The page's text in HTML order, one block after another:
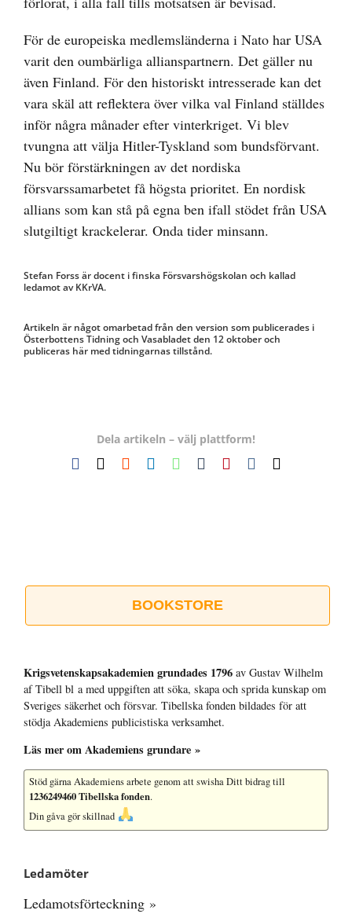
För de europeiska medlemsländerna i Nato har USA
varit den oumbärliga allianspartnern. Det gäller nu
även Finland. För den historiskt intresserade kan det
vara skäl att reflektera över vilka val Finland ställdes
inför några månader efter vinterkriget. Vi blev
tvungna att välja Hitler-Tyskland som bundsförvant.
Nu bör förstärkningen av det nordiska
försvarssamarbetet få högsta prioritet. En nordisk
allians som kan stå på egna ben ifall stödet från USA
slutgiltigt krackelerar. Onda tider minsann.
Stefan Forss är docent i finska Försvarshögskolan och kallad
ledamot av KKrVA.
Artikeln är något omarbetad från den version som publicerades i
Österbottens Tidning och Vasabladet den 12 oktober och
publiceras här med tidningarnas tillstånd.
Dela artikeln – välj plattform!
Facebook RedditLinkedInWhatsApp
TumblrPinterest
Vk
BOOKSTORE
Krigsvetenskap­sakademien grundades 1796 av Gustav Wilhelm
af Tibell bl a med uppgiften att söka, skapa och sprida kunskap om
Sveriges säkerhet och försvar. Tibellska fonden bildades för att
stödja Akademiens publicistiska verksamhet.
Läs mer om Akademiens grundare »
Stöd gärna Akademiens arbete genom att swisha Ditt bidrag till
1236249460 Tibellska fonden.
Din gåva gör skillnad
Ledamöter
Ledamotsförteckning »